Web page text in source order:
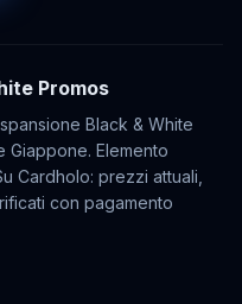
Promos
Black & White
Giappone. Elemento
Cardholo: prezzi attuali,
con pagamento